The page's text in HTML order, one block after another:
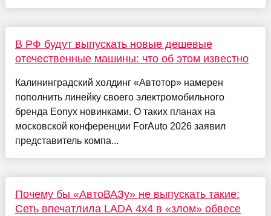
В РФ будут выпускать новые дешевые
отечественные машины: что об этом известно
Калининградский холдинг «Автотор» намерен
пополнить линейку своего электромобильного
бренда Eonyx новинками. О таких планах на
московской конференции ForAuto 2026 заявил
представитель компа...
Почему бы «АвтоВАЗу» не выпускать такие:
Сеть впечатлила LADA 4x4 в «злом» обвесе